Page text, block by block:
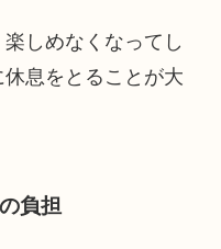
しめなくなってし
息をとることが大
負担